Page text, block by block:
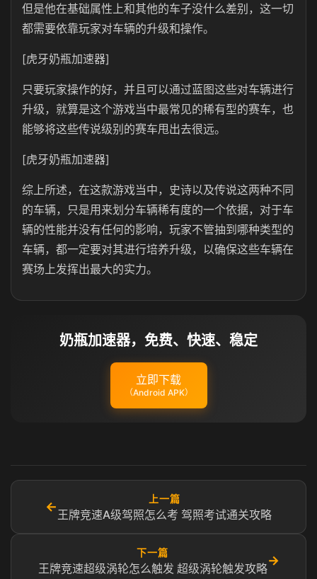
但是他在基础属性上和其他的车子没什么差别，这一切
都需要依靠玩家对车辆的升级和操作。
[虎牙奶瓶加速器]
只要玩家操作的好，并且可以通过蓝图这些对车辆进行
升级，就算是这个游戏当中最常见的稀有型的赛车，也
能够将这些传说级别的赛车甩出去很远。
[虎牙奶瓶加速器]
综上所述，在这款游戏当中，史诗以及传说这两种不同
的车辆，只是用来划分车辆稀有度的一个依据，对于车
辆的性能并没有任何的影响，玩家不管抽到哪种类型的
车辆，都一定要对其进行培养升级，以确保这些车辆在
赛场上发挥出最大的实力。
奶瓶加速器，免费、快速、稳定
立即下载
（Android APK）
←
上一篇
王牌竞速A级驾照怎么考 驾照考试通关攻略
下一篇
王牌竞速超级涡轮怎么触发 超级涡轮触发攻略
→